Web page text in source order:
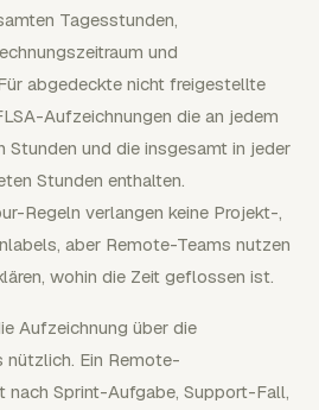
Tagesstunden,
und
abgedeckte nicht freigestellte
Aufzeichnungen die an jedem
Stunden und die insgesamt in jeder
Stunden enthalten.
Regeln verlangen keine Projekt-,
aber Remote-Teams nutzen
wohin die Zeit geflossen ist.
Aufzeichnung über die
nützlich. Ein Remote-
nach Sprint-Aufgabe, Support-Fall,